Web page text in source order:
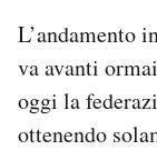
L’andamento
va avanti
oggi la
ottenendo